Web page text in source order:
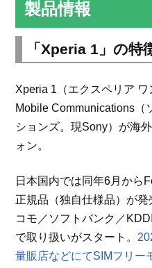
製品情報
「Xperia 1」の特
Xperia 1（エクスペリア
Mobile Communications（
ションズ。現Sony）が海
ォン。
日本国内では同年6月から
正規品（独自仕様品）が
コモ／ソフトバンク／
で取り扱いがスタート。
量販店などにてSIMフリー